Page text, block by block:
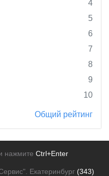
4
5
6
7
8
9
10
Общий рейтинг
нажмите Ctrl+Enter
Екатеринбург (343)